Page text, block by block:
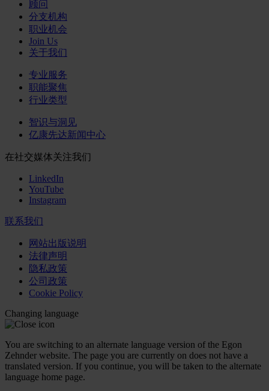
顾问
分支机构
职业机会
Join Us
关于我们
专业服务
职能聚焦
行业类型
智识与洞见
亿康先达新闻中心
在社交媒体关注我们
LinkedIn
YouTube
Instagram
联系我们
网站出版说明
法律声明
隐私政策
公司政策
Cookie Policy
Changing language
You are switching to an alternate language version of the Egon
Zehnder website. The page you are currently on does not have a
translated version. If you continue, you will be taken to the alternate
language home page.